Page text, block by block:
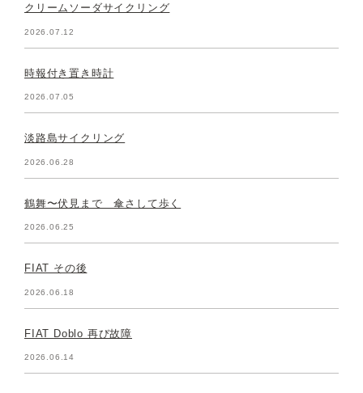
クリームソーダサイクリング
2026.07.12
時報付き置き時計
2026.07.05
淡路島サイクリング
2026.06.28
鶴舞〜伏見まで 傘さして歩く
2026.06.25
FIAT その後
2026.06.18
FIAT Doblo 再び故障
2026.06.14